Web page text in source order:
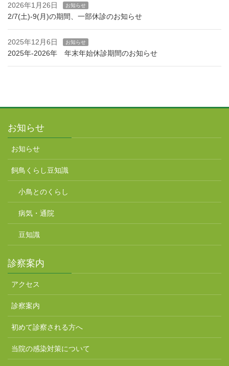
2026年1月26日 お知らせ
2/7(土)-9(月)の期間、一部休診のお知らせ
2025年12月6日 お知らせ
2025年-2026年 年末年始休診期間のお知らせ
お知らせ
お知らせ
飼鳥くらし豆知識
小鳥とのくらし
病気・通院
豆知識
診察案内
アクセス
診察案内
初めて診察される方へ
当院の感染対策について